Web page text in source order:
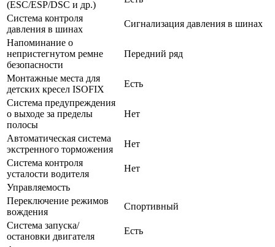
(ESC/ESP/DSC и др.)
Система контроля
давления в шинах
Сигнализация давления в шинах
Напоминание о
непристегнутом ремне
безопасности
Передний ряд
Монтажные места для
детских кресел ISOFIX
Есть
Система предупреждения
о выходе за пределы
полосы
Нет
Автоматическая система
экстренного торможения
Нет
Система контроля
усталости водителя
Нет
Управляемость
Переключение режимов
вождения
Спортивный
Система запуска/
остановки двигателя
Есть